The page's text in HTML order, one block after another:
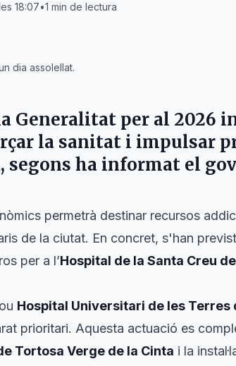
18:07•1 min de lectura
dia assolellat.
Generalitat per al 2026
la sanitat i impulsar
, segons ha informat el
permetrà destinar recursos
de la ciutat. En concret, s'han
per a l’Hospital de la Santa Creu
Hospital Universitari de les Terres
prioritari. Aquesta actuació es
Tortosa Verge de la Cinta i la